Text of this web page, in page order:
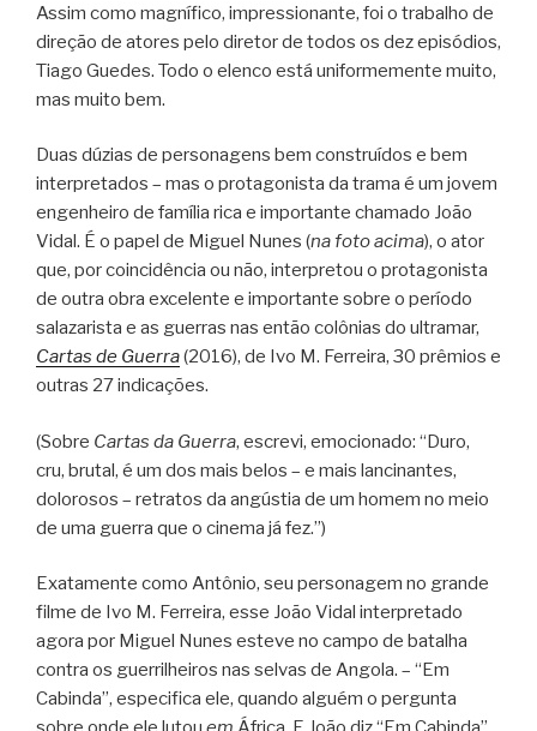
Assim como magnífico, impressionante, foi o trabalho de
direção de atores pelo diretor de todos os dez episódios,
Tiago Guedes. Todo o elenco está uniformemente muito,
mas muito bem.
Duas dúzias de personagens bem construídos e bem
interpretados – mas o protagonista da trama é um jovem
engenheiro de família rica e importante chamado João
Vidal. É o papel de Miguel Nunes (na foto acima), o ator
que, por coincidência ou não, interpretou o protagonista
de outra obra excelente e importante sobre o período
salazarista e as guerras nas então colônias do ultramar,
Cartas de Guerra(2016), de Ivo M. Ferreira, 30 prêmios e
outras 27 indicações.
(Sobre Cartas da Guerra, escrevi, emocionado: “Duro,
cru, brutal, é um dos mais belos – e mais lancinantes,
dolorosos – retratos da angústia de um homem no meio
de uma guerra que o cinema já fez.”)
Exatamente como Antônio, seu personagem no grande
filme de Ivo M. Ferreira, esse João Vidal interpretado
agora por Miguel Nunes esteve no campo de batalha
contra os guerrilheiros nas selvas de Angola. – “Em
Cabinda”, especifica ele, quando alguém o pergunta